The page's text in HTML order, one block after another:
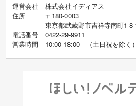
運営会社
株式会社イディアス
住所
〒180-0003
東京都武蔵野市吉祥寺南町1-
電話番号
0422-29-9911
営業時間
10:00-18:00 （土日祝を除く）